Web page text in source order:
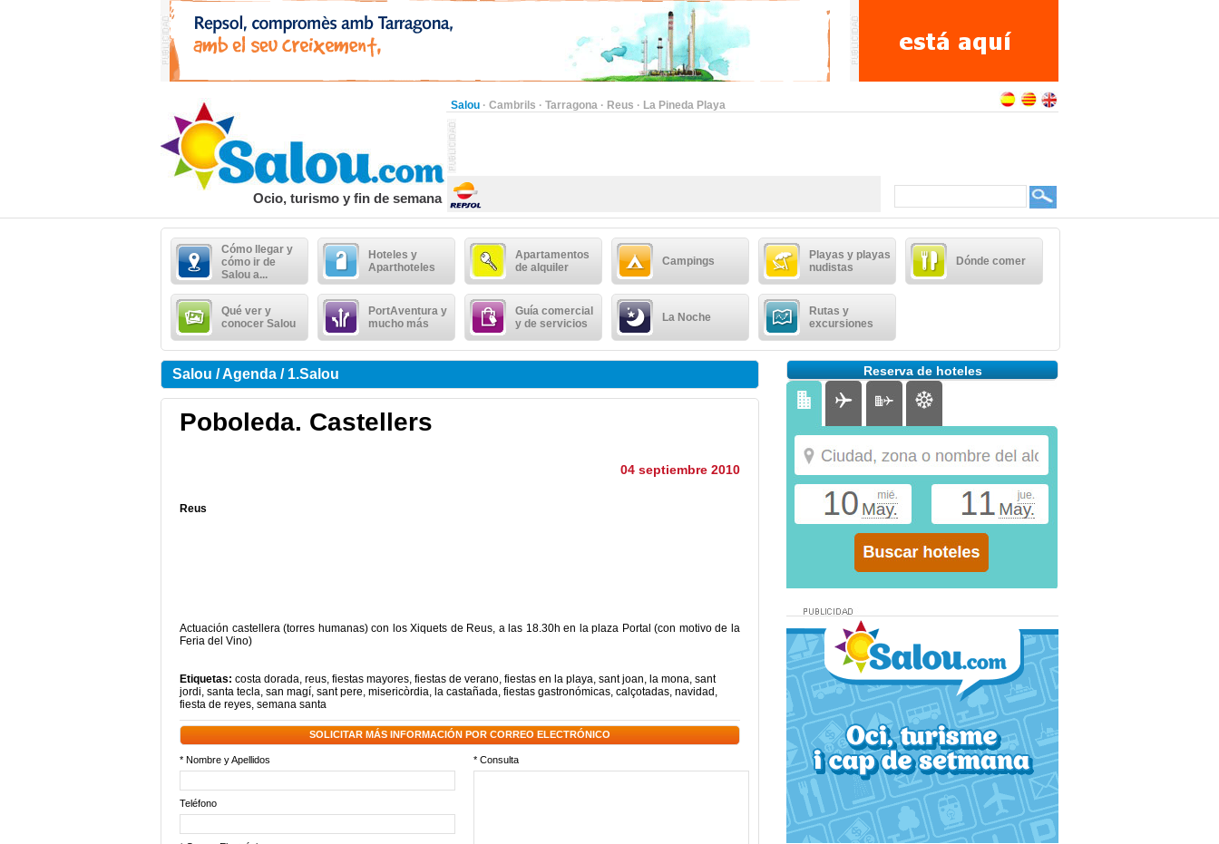
Salou · Cambrils · Tarragona · Reus · La Pineda Playa
Ocio, turismo y fin de semana
Cómo llegar y
cómo ir de
Salou a...
Hoteles y
Aparthoteles
Apartamentos
de alquiler
Campings
Playas y playas
nudistas
Dónde comer
Qué ver y
conocer Salou
PortAventura y
mucho más
Guía comercial
y de servicios
La Noche
Rutas y
excursiones
Salou / Agenda / 1.Salou
Poboleda. Castellers
04 septiembre 2010
Reus
Actuación castellera (torres humanas) con los Xiquets de Reus, a las 18.30h en la plaza Portal (con motivo de la
Feria del Vino)
Etiquetas: costa dorada, reus, fiestas mayores, fiestas de verano, fiestas en la playa, sant joan, la mona, sant
jordi, santa tecla, san magí, sant pere, misericòrdia, la castañada, fiestas gastronómicas, calçotadas, navidad ,
fiesta de reyes, semana santa
SOLICITAR MÁS INFORMACIÓN POR CORREO ELECTRÓNICO
* Nombre y Apellidos * Consulta
Teléfono
Reserva de hoteles